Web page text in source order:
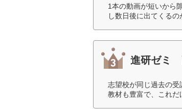
1本の動画が短いから
し数日後に出てくる
進研ゼミ
志望校が同じ過去の受
教材も豊富で、これだ